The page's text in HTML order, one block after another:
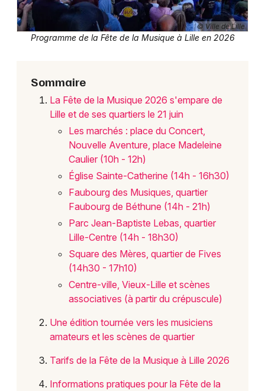
Actus à Lille
59 - Nord
Choisir mes départements
Mon email
Je m'abonne
© Ville de Lille
Programme de la Fête de la Musique à Lille en 2026
Sommaire
La Fête de la Musique 2026 s'empare de
Lille et de ses quartiers le 21 juin
Les marchés : place du Concert,
Nouvelle Aventure, place Madeleine
Caulier (10h - 12h)
Église Sainte-Catherine (14h - 16h30)
Faubourg des Musiques, quartier
Faubourg de Béthune (14h - 21h)
Parc Jean-Baptiste Lebas, quartier
Lille-Centre (14h - 18h30)
Square des Mères, quartier de Fives
(14h30 - 17h10)
Centre-ville, Vieux-Lille et scènes
associatives (à partir du crépuscule)
Une édition tournée vers les musiciens
amateurs et les scènes de quartier
Tarifs de la Fête de la Musique à Lille 2026
Informations pratiques pour la Fête de la